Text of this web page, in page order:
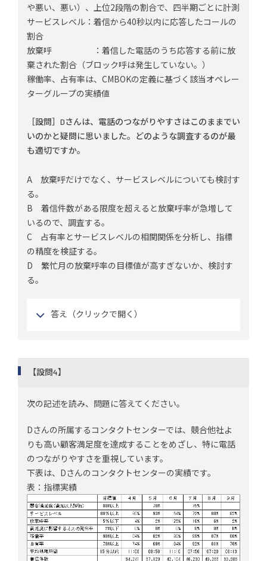
や悪い、悪い）、上位2段階の割合で、四半期ごとに計測
サービスレベル：着信から40秒以内に応答したコールの
割合
放棄呼 ：着信した電話のうち応答する前に放
棄された割合（ブロック呼は発生していない。）
稼働率、占有率は、CMBOKの定義に基づく該当オペレー
ターグループの実績値
［設問］Dさんは、電話のつながりやすさはこのままでい
いのかと疑問に思いました。どのような調査するのが最
も適切ですか。
A 放棄呼だけでなく、サービスレベルについても検討す
る。
B 着信件数がある限度を超えると放棄呼率が急増して
いるので、調査する。
C 占有率とサービスレベルの相関関係を分析し、指標
の精度を検証する。
D 繁忙月の放棄呼率の目標値が高すぎないか、検討す
る。
答え（クリックで開く）
【設問4】
次の記述を読み、問題に答えてください。
Dさんの所属するコンタクトセンターでは、競合他社よ
りも高い顧客満足度を達成することをめざし、特に電話
のつながりやすさを重視しています。
下表は、Dさんのコンタクトセンターの実績です。
表：指標実績